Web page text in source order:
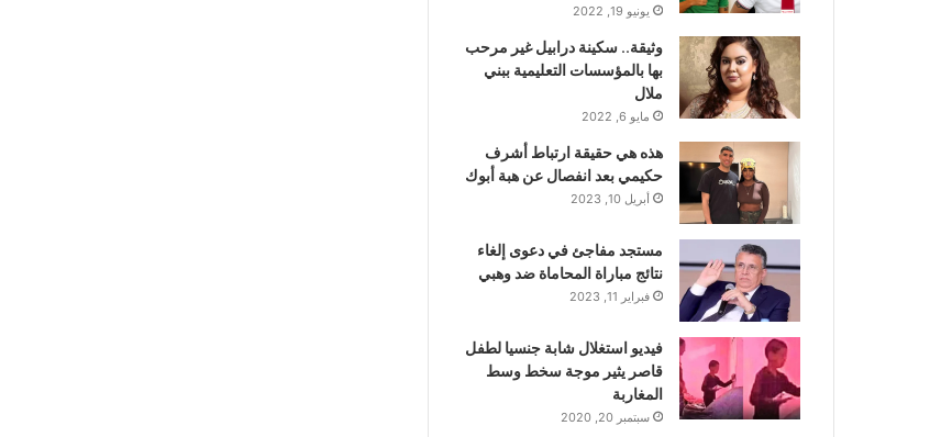
يونيو 19, 2022
وثيقة.. سكينة درابيل غير مرحب
بها بالمؤسسات التعليمية ببني
ملال
مايو 6, 2022
هذه هي حقيقة ارتباط أشرف
حكيمي بعد انفصال عن هبة أبوك
أبريل 10, 2023
مستجد مفاجئ في دعوى إلغاء
نتائج مباراة المحاماة ضد وهبي
فبراير 11, 2023
فيديو استغلال شابة جنسيا لطفل
قاصر يثير موجة سخط وسط
المغاربة
سبتمبر 20, 2020